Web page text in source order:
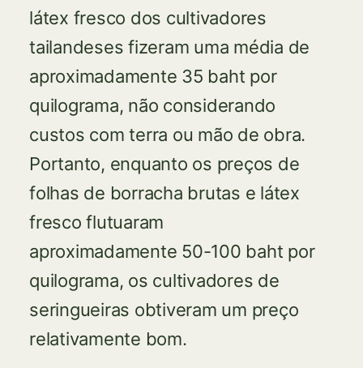
látex fresco dos cultivadores
tailandeses fizeram uma média de
aproximadamente 35 baht por
quilograma, não considerando
custos com terra ou mão de obra.
Portanto, enquanto os preços de
folhas de borracha brutas e látex
fresco flutuaram
aproximadamente 50-100 baht por
quilograma, os cultivadores de
seringueiras obtiveram um preço
relativamente bom.